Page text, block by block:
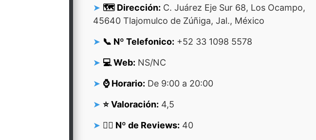
🗺️ Dirección: C. Juárez Eje Sur 68, Los Ocampo,
45640 Tlajomulco de Zúñiga, Jal., México
📞 Nº Telefonico: +52 33 1098 5578
💻 Web: NS/NC
⌚ Horario: De 9:00 a 20:00
⭐ Valoración: 4,5
👍🏻 Nº de Reviews: 40